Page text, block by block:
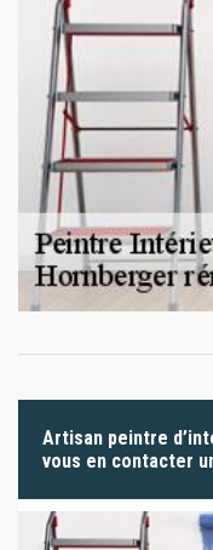
Artisan peintre
vous en contacter